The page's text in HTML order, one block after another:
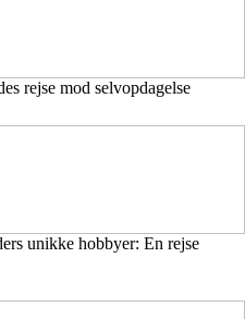
rejse mod selvopdagelse
unikke hobbyer: En rejse